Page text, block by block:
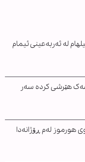
لە ئەربەعینی ئیمام
هێرشی کردە سەر
لەم ڕۆژانەدا